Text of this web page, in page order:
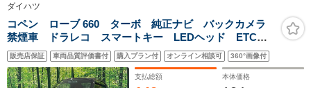
ダイハツ
コペン ローブ 660 ターボ 純正ナビ バックカメラ
禁煙車 ドラレコ スマートキー LEDヘッド ETC
純正16インチアルミ オートエアコン CD フルセグ
販売店保証 車両品質評価書付 購入プラン付 オンライン相談可 360°画像付
支払総額 本体価格